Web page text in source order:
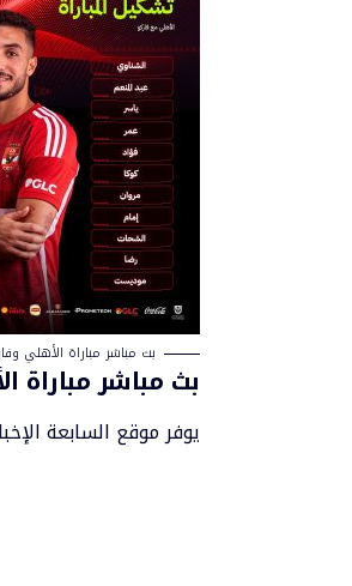
بث مباشر مباراة الأهلي
بث مباشر مباراة
يوفر موقع السابعة